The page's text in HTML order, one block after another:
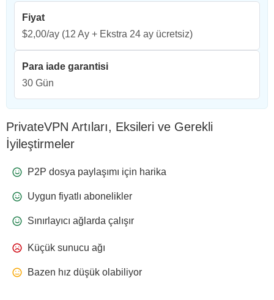
Fiyat
$2,00/ay (12 Ay + Ekstra 24 ay ücretsiz)
Para iade garantisi
30 Gün
PrivateVPN Artıları, Eksileri ve Gerekli
İyileştirmeler
P2P dosya paylaşımı için harika
Uygun fiyatlı abonelikler
Sınırlayıcı ağlarda çalışır
Küçük sunucu ağı
Bazen hız düşük olabiliyor